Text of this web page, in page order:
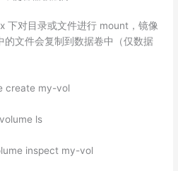
下对目录或文件进行 mount，镜像
的文件会复制到数据卷中（仅数据
create my-vol
ls
inspect my-vol